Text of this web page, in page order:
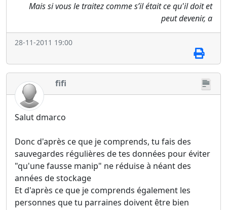
Mais si vous le traitez comme s’il était ce qu'il doit et
peut devenir, a
28-11-2011 19:00
fifi
Salut dmarco
Donc d'après ce que je comprends, tu fais des
sauvegardes régulières de tes données pour éviter
"qu'une fausse manip" ne réduise à néant des
années de stockage
Et d'après ce que je comprends également les
personnes que tu parraines doivent être bien